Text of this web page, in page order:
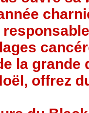
la grande
offrez